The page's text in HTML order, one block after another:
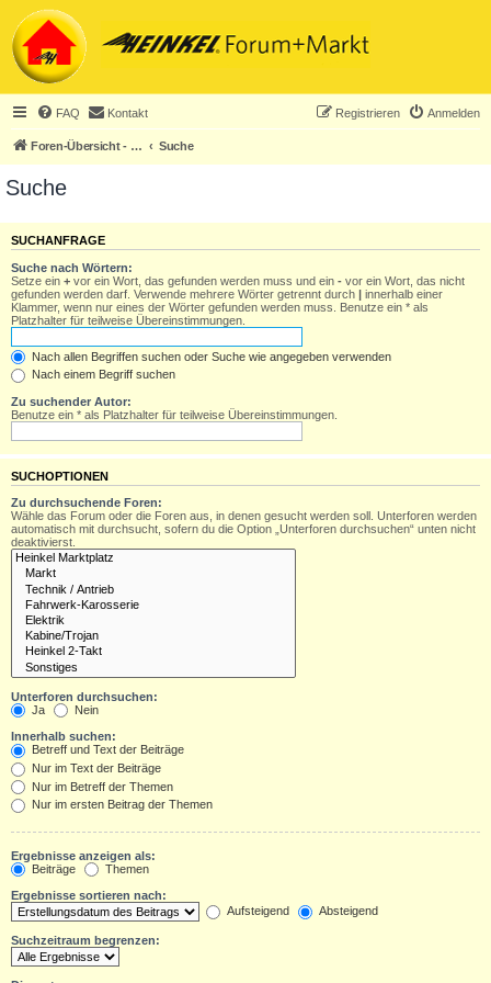
FAQ Kontakt Anmelden
Registrieren
Foren-Übersicht - ACHTUNG! Neuregistrierung nur noch für Heinkel-Club-Mitglieder! Suche
Suche
SUCHANFRAGE
Suche nach Wörtern:
Setze ein + vor ein Wort, das gefunden werden muss und ein - vor ein Wort, das nicht
gefunden werden darf. Verwende mehrere Wörter getrennt durch | innerhalb einer
Klammer, wenn nur eines der Wörter gefunden werden muss. Benutze ein * als
Platzhalter für teilweise Übereinstimmungen.
Nach allen Begriffen suchen oder Suche wie angegeben verwenden
Nach einem Begriff suchen
Zu suchender Autor:
Benutze ein * als Platzhalter für teilweise Übereinstimmungen.
SUCHOPTIONEN
Zu durchsuchende Foren:
Wähle das Forum oder die Foren aus, in denen gesucht werden soll. Unterforen werden
automatisch mit durchsucht, sofern du die Option „Unterforen durchsuchen“ unten nicht
deaktivierst.
Unterforen durchsuchen:
Ja
Nein
Innerhalb suchen:
Betreff und Text der Beiträge
Nur im Text der Beiträge
Nur im Betreff der Themen
Nur im ersten Beitrag der Themen
Ergebnisse anzeigen als:
Beiträge
Themen
Ergebnisse sortieren nach:
Aufsteigend
Absteigend
Suchzeitraum begrenzen: